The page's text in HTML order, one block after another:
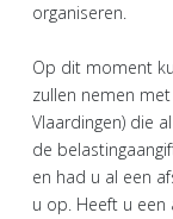
organiseren.
Op dit moment
zullen nemen
Vlaardingen) die
de
en had u al een
u op. Heeft u